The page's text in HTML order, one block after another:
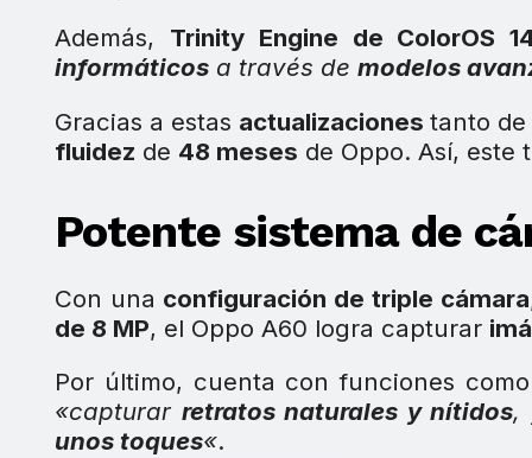
Además, Trinity Engine de ColorOS
informáticosa través de modelos
Gracias a estas actualizacionestanto
fluidez de 48 meses de Oppo. Así,
Potente sistema de
Con una configuración de triple cámara
de 8 MP, el Oppo A60 logra capturar
Por último, cuenta con funciones
«capturar retratos naturales y nítidos,
unos toques«.